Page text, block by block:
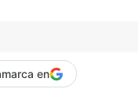
en